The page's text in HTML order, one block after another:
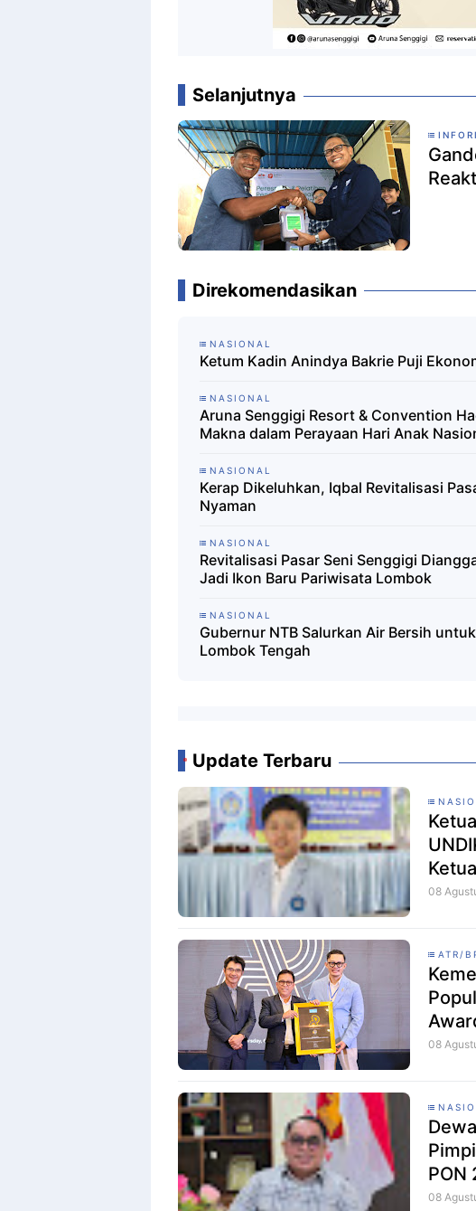
Selanjutnya
Direkomendasikan
NASIONAL
Ketum Kadin Anindya Bakrie Puji
NASIONAL
Aruna Senggigi Resort & Convention
Makna dalam Perayaan Hari Anak
NASIONAL
Kerap Dikeluhkan, Iqbal Revitalisasi
Nyaman
NASIONAL
Revitalisasi Pasar Seni Senggigi
Jadi Ikon Baru Pariwisata Lombok
NASIONAL
Gubernur NTB Salurkan Air Bersih
Lombok Tengah
Update Terbaru
08
ATR/
08
PON
08